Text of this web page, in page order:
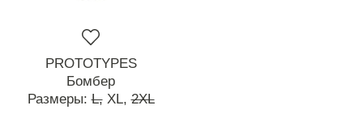
PROTOTYPES
Бомбер
Размеры:L, XL, 2XL